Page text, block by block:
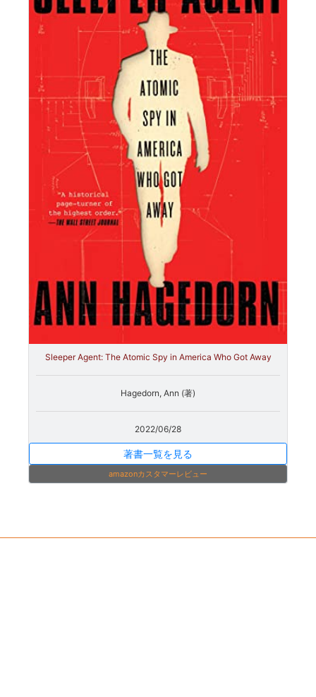
Sleeper Agent: The Atomic Spy in America Who Got Away
Hagedorn, Ann (著)
2022/06/28
著書一覧を見る
amazonカスタマーレビュー